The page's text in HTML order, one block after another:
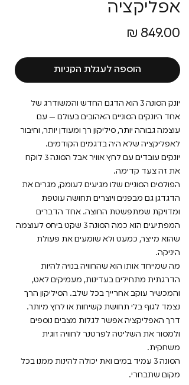
אפליקציה
הוספה לעגלת הקניות
יונק הסונה 3 הוא הדגם החדש והמשודרג של
אחד היונקים הסוניים האהובים בעולם — עם
עוצמה גבוהה יותר, סיליקון רך ומעודן יותר, וחיבור
לאפליקציה שלא היה בדגמים הקודמים.
יונקים עובדים עם לחץ אוויר אבל הסונה 3 לוקח
את זה צעד קדימה.
הפולסים הסוניים שלו מגיעים לעומק, מגרים את
הדגדגן גם מבפנים ויוצרים תחושה עוטפת
ומדויקת שמתפשטת החוצה. אחד הדברים
המפתיעים הוא כמה הסונה 3 שקט ביחס לעוצמה
שהוא מייצר, כמעט ולא שומעים את פעולת
היניקה.
מה שמייחד אותו הוא שהחוויה בנויה להיות
הדרגתית מתחילים בעדינות, מעמיקים לאט,
והמכשיר עוקב אחרייך בכל שלב. הסיליקון הרך
נצמד לגוף בלי תחושת קשיחות או לחץ מיותר.
דרך האפליקציה אפשר לגלות מצבים נוספים
ולמסור את השליטה לפרטנר לחוויה זוגית
משחקית.
הסונה 3 עמיד במים ואת יכולה להינות ממנו בכל
מקום שתבחרי.